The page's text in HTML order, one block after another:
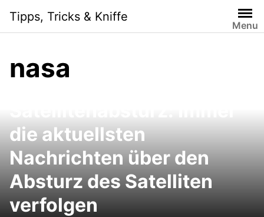
content
Tipps, Tricks & Kniffe
Menu
nasa
die aktuellsten
Nachrichten über den
Absturz des Satelliten
verfolgen